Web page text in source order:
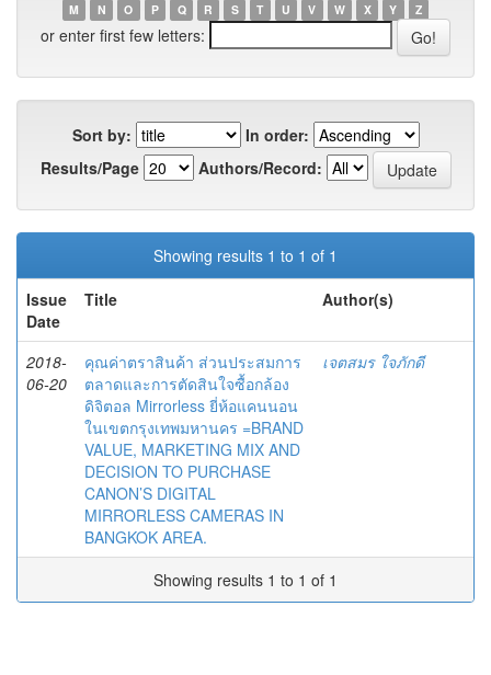
M
N O P Q R S T U V W X Y Z
or enter first few letters:
Sort by:
In order:
Results/Page
Authors/Record:
Showing results 1 to 1 of 1
Issue
Date
Title Author(s)
2018-
06-20
คุณค่าตราสินค้า ส่วนประสมการ
ตลาดและการตัดสินใจซื้อกล้อง
ดิจิตอล Mirrorless ยี่ห้อแคนนอน
ในเขตกรุงเทพมหานคร =BRAND
VALUE, MARKETING MIX AND
DECISION TO PURCHASE
CANON’S DIGITAL
MIRRORLESS CAMERAS IN
BANGKOK AREA.
เจตสมร ใจภักดี
Showing results 1 to 1 of 1